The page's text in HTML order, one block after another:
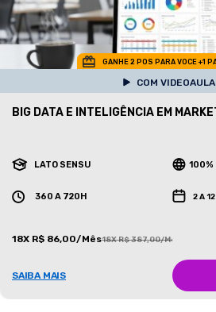
GANHE 2 POS PARA VOCE +1
COM
BIG DATA E INTELIGÊNCIA EM
LATO SENSU 100%
360 A 720H 2 A
18X R$ 86,00/Mês18X R$ 387,00/Mês
SAIBA MAIS